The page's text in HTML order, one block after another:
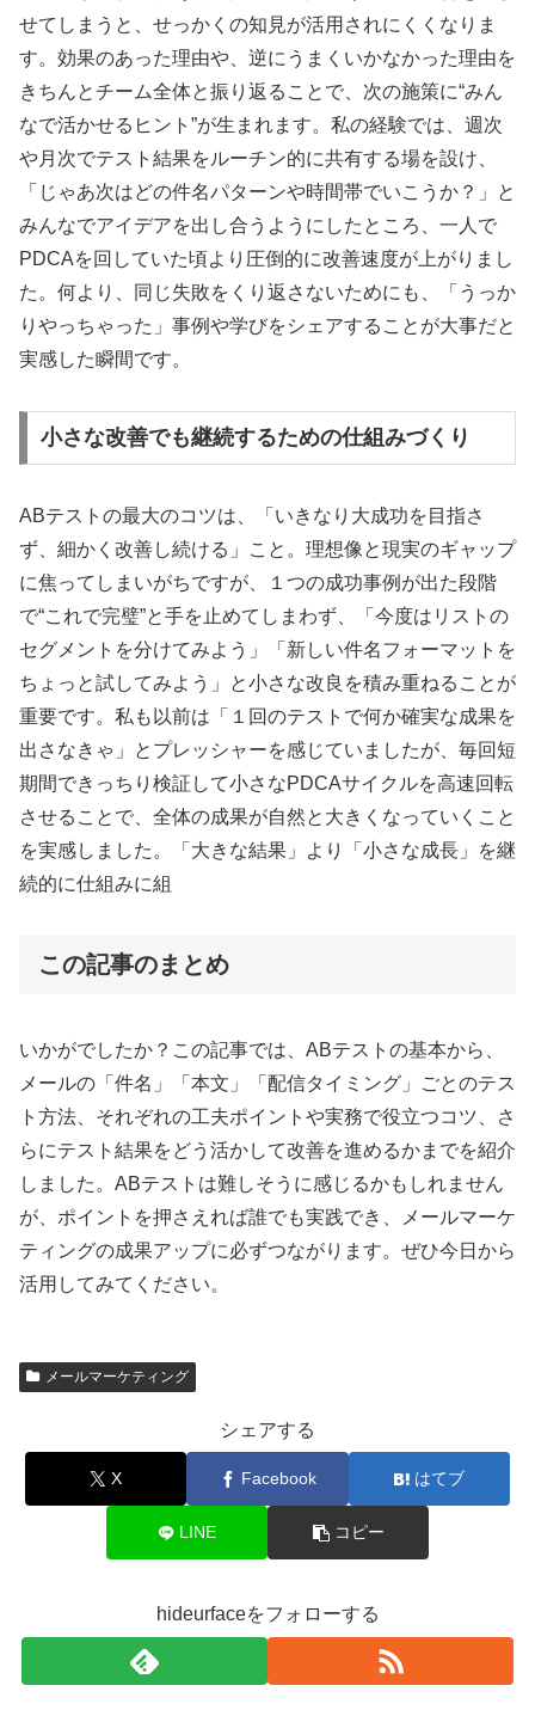
せてしまうと、せっかくの知見が活用されにくくなりま
す。効果のあった理由や、逆にうまくいかなかった理由を
きちんとチーム全体と振り返ることで、次の施策に“みん
なで活かせるヒント”が生まれます。私の経験では、週次
や月次でテスト結果をルーチン的に共有する場を設け、
「じゃあ次はどの件名パターンや時間帯でいこうか？」と
みんなでアイデアを出し合うようにしたところ、一人で
PDCAを回していた頃より圧倒的に改善速度が上がりまし
た。何より、同じ失敗をくり返さないためにも、「うっか
りやっちゃった」事例や学びをシェアすることが大事だと
実感した瞬間です。
小さな改善でも継続するための仕組みづくり
ABテストの最大のコツは、「いきなり大成功を目指さ
ず、細かく改善し続ける」こと。理想像と現実のギャップ
に焦ってしまいがちですが、１つの成功事例が出た段階
で“これで完璧”と手を止めてしまわず、「今度はリストの
セグメントを分けてみよう」「新しい件名フォーマットを
ちょっと試してみよう」と小さな改良を積み重ねることが
重要です。私も以前は「１回のテストで何か確実な成果を
出さなきゃ」とプレッシャーを感じていましたが、毎回短
期間できっちり検証して小さなPDCAサイクルを高速回転
させることで、全体の成果が自然と大きくなっていくこと
を実感しました。「大きな結果」より「小さな成長」を継
続的に仕組みに組
この記事のまとめ
いかがでしたか？この記事では、ABテストの基本から、
メールの「件名」「本文」「配信タイミング」ごとのテス
ト方法、それぞれの工夫ポイントや実務で役立つコツ、さ
らにテスト結果をどう活かして改善を進めるかまでを紹介
しました。ABテストは難しそうに感じるかもしれません
が、ポイントを押さえれば誰でも実践でき、メールマーケ
ティングの成果アップに必ずつながります。ぜひ今日から
活用してみてください。
メールマーケティング
シェアする
X Facebook はてブ
LINE コピー
hideurfaceをフォローする